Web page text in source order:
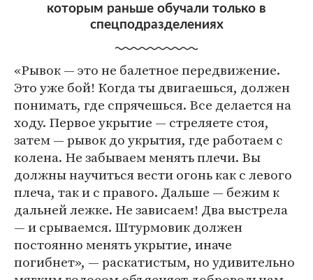
которым раньше обучали только в
спецподразделениях
«Рывок — это не балетное передвижение.
Это уже бой! Когда ты двигаешься, должен
понимать, где спрячешься. Все делается на
ходу. Первое укрытие — стреляете стоя,
затем — рывок до укрытия, где работаем с
колена. Не забываем менять плечи. Вы
должны научиться вести огонь как с левого
плеча, так и с правого. Дальше — бежим к
дальней лежке. Не зависаем! Два выстрела
— и срываемся. Штурмовик должен
постоянно менять укрытие, иначе
погибнет», — раскатистым, но удивительно